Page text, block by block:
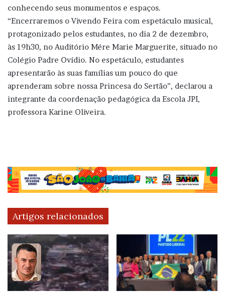
conhecendo seus monumentos e espaços.
“Encerraremos o Vivendo Feira com espetáculo musical,
protagonizado pelos estudantes, no dia 2 de dezembro,
às 19h30, no Auditório Mére Marie Marguerite, situado no
Colégio Padre Ovídio. No espetáculo, estudantes
apresentarão às suas famílias um pouco do que
aprenderam sobre nossa Princesa do Sertão”, declarou a
integrante da coordenação pedagógica da Escola JPI,
professora Karine Oliveira.
Artigos relacionados